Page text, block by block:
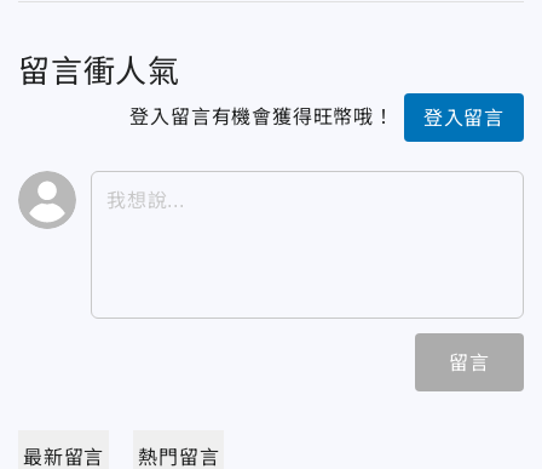
留言衝人氣
登入留言有機會獲得旺幣哦！ 登入留言
留言
最新留言 熱門留言